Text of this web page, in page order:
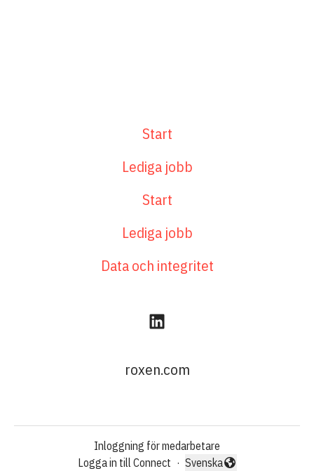
Start
Lediga jobb
Start
Lediga jobb
Data och integritet
roxen.com
Inloggning för medarbetare
Logga in till Connect · Svenska